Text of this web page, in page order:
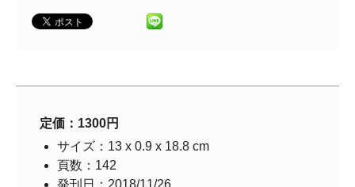
定価：1300円
サイズ：13 x 0.9 x 18.8 cm
頁数：142
発刊日：2018/11/26